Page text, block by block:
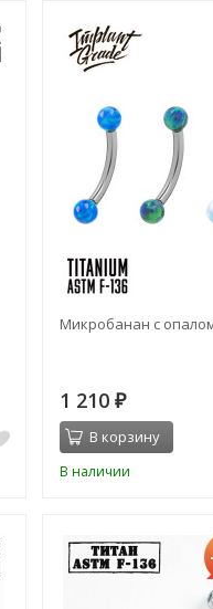
Микробанан с
1 210 ₽
В корзину
В наличии